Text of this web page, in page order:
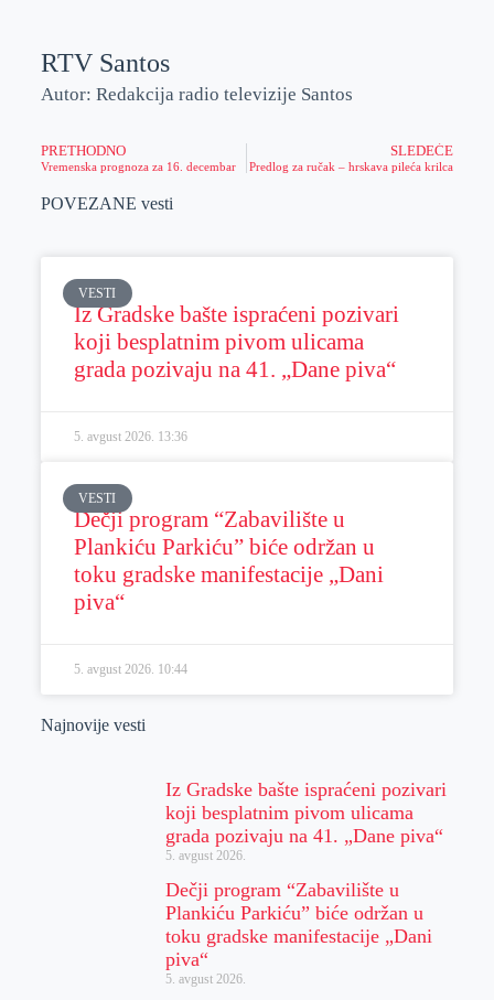
RTV Santos
Autor: Redakcija radio televizije Santos
PRETHODNO
Vremenska prognoza za 16. decembar
SLEDEĆE
Predlog za ručak – hrskava pileća krilca
POVEZANE vesti
VESTI
Iz Gradske bašte ispraćeni pozivari
koji besplatnim pivom ulicama
grada pozivaju na 41. „Dane piva“
5. avgust 2026. 13:36
VESTI
Dečji program “Zabavilište u
Plankiću Parkiću” biće održan u
toku gradske manifestacije „Dani
piva“
5. avgust 2026. 10:44
Najnovije vesti
Iz Gradske bašte ispraćeni pozivari
koji besplatnim pivom ulicama
grada pozivaju na 41. „Dane piva“
5. avgust 2026.
Dečji program “Zabavilište u
Plankiću Parkiću” biće održan u
toku gradske manifestacije „Dani
piva“
5. avgust 2026.